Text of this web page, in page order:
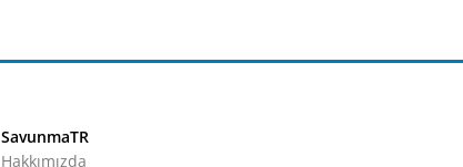
SavunmaTR
Hakkımızda